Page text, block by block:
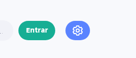
Entrar